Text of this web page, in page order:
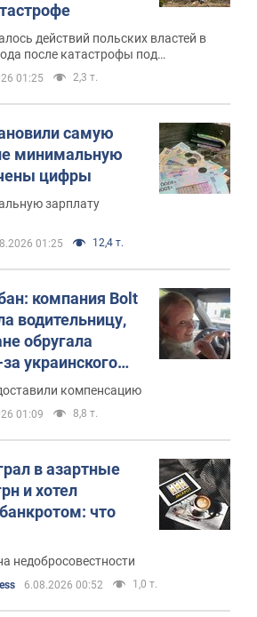
действий польских властей в
после катастрофы под
01:25 2,3 т.
самую
минимальную
цифры
зарплату
01:25 12,4 т.
компания Bolt
водительницу,
обругала
украинского
компенсацию
01:09 8,8 т.
в азартные
и хотел
что
недобросовестности
6.08.2026 00:52 1,0 т.